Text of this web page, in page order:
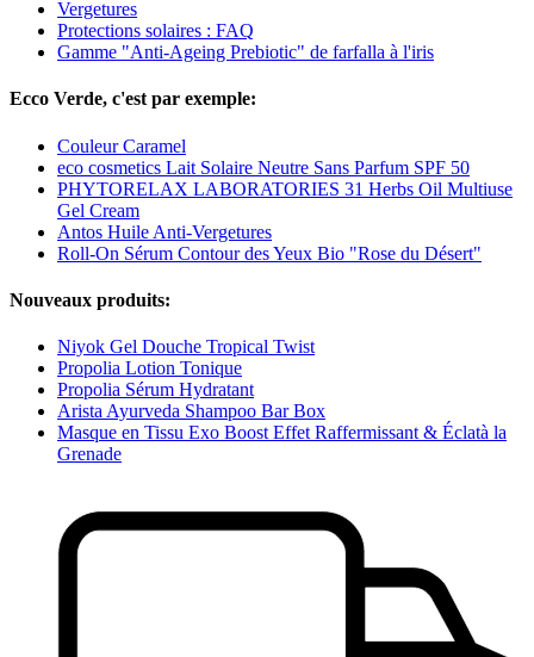
Vergetures
Protections solaires : FAQ
Gamme "Anti-Ageing Prebiotic" de farfalla à l'iris
Ecco Verde, c'est par exemple:
Couleur Caramel
eco cosmetics Lait Solaire Neutre Sans Parfum SPF 50
PHYTORELAX LABORATORIES 31 Herbs Oil Multiuse
Gel Cream
Antos Huile Anti-Vergetures
Roll-On Sérum Contour des Yeux Bio "Rose du Désert"
Nouveaux produits:
Niyok Gel Douche Tropical Twist
Propolia Lotion Tonique
Propolia Sérum Hydratant
Arista Ayurveda Shampoo Bar Box
Masque en Tissu Exo Boost Effet Raffermissant & Éclatà la
Grenade